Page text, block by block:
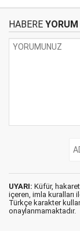
HABERE
UYARI: Küfür,
içeren, imla kuralları
Türkçe karakter
onaylanmamaktadır.